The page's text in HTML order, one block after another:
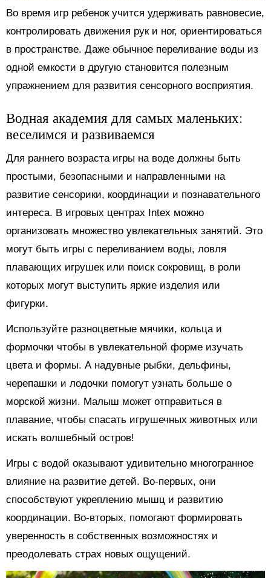
Во время игр ребенок учится удерживать равновесие,
контролировать движения рук и ног, ориентироваться
в пространстве. Даже обычное переливание воды из
одной емкости в другую становится полезным
упражнением для развития сенсорного восприятия.
Водная академия для самых маленьких:
веселимся и развиваемся
Для раннего возраста игры на воде должны быть
простыми, безопасными и направленными на
развитие сенсорики, координации и познавательного
интереса. В игровых центрах Intex можно
организовать множество увлекательных занятий. Это
могут быть игры с переливанием воды, ловля
плавающих игрушек или поиск сокровищ, в роли
которых могут выступить яркие изделия или
фигурки.
Используйте разноцветные мячики, кольца и
формочки чтобы в увлекательной форме изучать
цвета и формы. А надувные рыбки, дельфины,
черепашки и лодочки помогут узнать больше о
морской жизни. Малыш может отправиться в
плавание, чтобы спасать игрушечных животных или
искать волшебный остров!
Игры с водой оказывают удивительно многогранное
влияние на развитие детей. Во-первых, они
способствуют укреплению мышц и развитию
координации. Во-вторых, помогают формировать
уверенность в собственных возможностях и
преодолевать страх новых ощущений.